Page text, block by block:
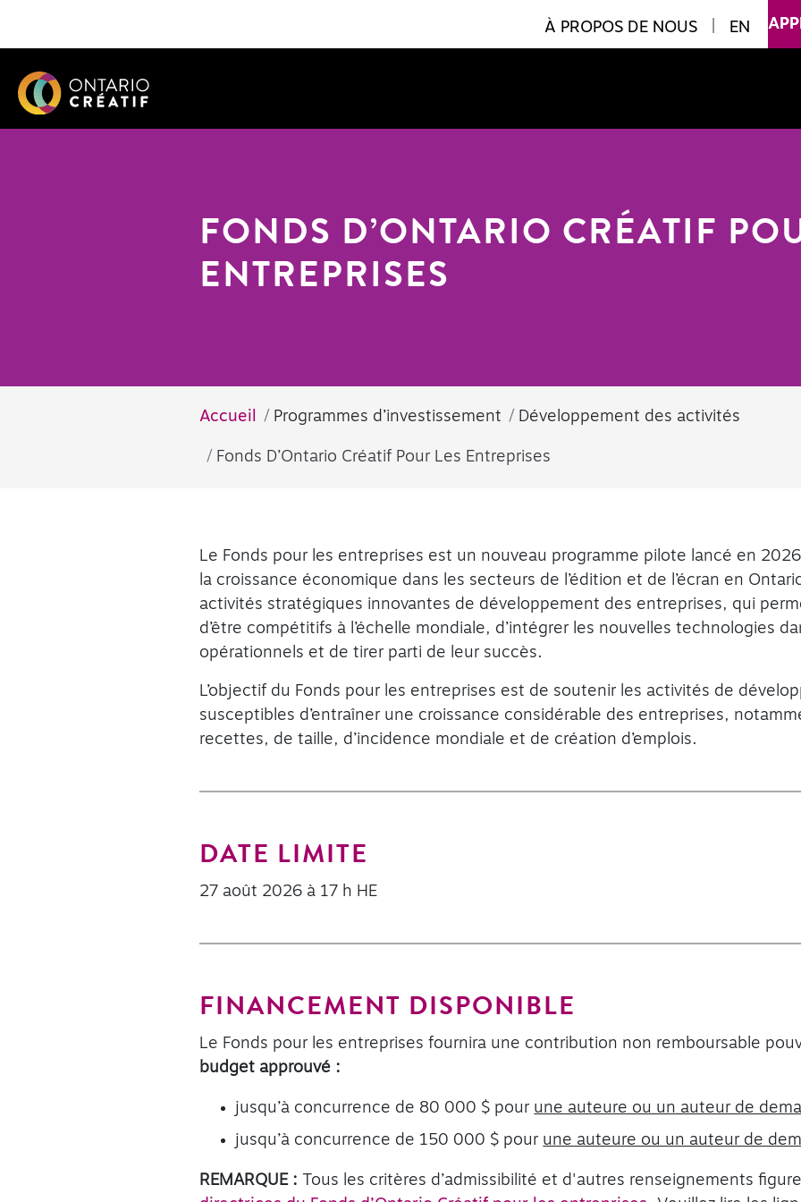
À PROPOS DE NOUS EN
FONDS D’ONTARIO CRÉATIF
ENTREPRISES
Accueil Programmes d’investissement Développement des activités
Fonds D’Ontario Créatif Pour Les Entreprises
Le Fonds pour les entreprises est un nouveau programme pilote lancé en
la croissance économique dans les secteurs de l’édition et de l’écran en
activités stratégiques innovantes de développement des entreprises, qui
d’être compétitifs à l’échelle mondiale, d’intégrer les nouvelles technologies
opérationnels et de tirer parti de leur succès.
L’objectif du Fonds pour les entreprises est de soutenir les activités de
susceptibles d’entraîner une croissance considérable des entreprises,
recettes, de taille, d’incidence mondiale et de création d’emplois.
DATE LIMITE
27 août 2026 à 17 h HE
FINANCEMENT DISPONIBLE
Le Fonds pour les entreprises fournira une contribution non remboursable
budget approuvé :
jusqu’à concurrence de 80 000 $ pour une auteure ou un auteur de
jusqu’à concurrence de 150 000 $ pour une auteure ou un auteur de
REMARQUE : Tous les critères d’admissibilité et d'autres renseignements